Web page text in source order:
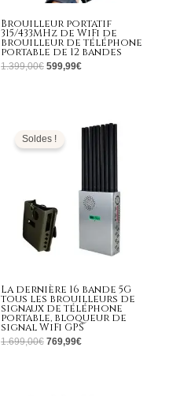
Brouilleur portatif
315/433MHz de WiFi de
brouilleur de téléphone
portable de 12 bandes
1.399,00€ 599,99€
Soldes !
La dernière 16 bande 5G
tous les brouilleurs de
signaux de téléphone
portable, bloqueur de
signal WiFi GPS
1.699,00€
initial
était :
1.699,00€.
769,99€
prix